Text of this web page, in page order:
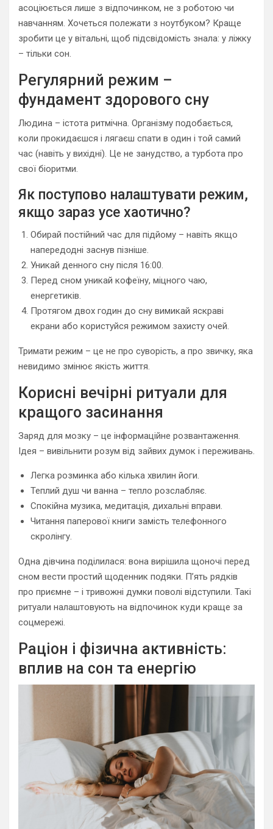
асоціюється лише з відпочинком, не з роботою чи
навчанням. Хочеться полежати з ноутбуком? Краще
зробити це у вітальні, щоб підсвідомість знала: у ліжку
– тільки сон.
Регулярний режим –
фундамент здорового сну
Людина – істота ритмічна. Організму подобається,
коли прокидаєшся і лягаєш спати в один і той самий
час (навіть у вихідні). Це не занудство, а турбота про
свої біоритми.
Як поступово налаштувати режим,
якщо зараз усе хаотично?
Обирай постійний час для підйому – навіть якщо
напередодні заснув пізніше.
Уникай денного сну після 16:00.
Перед сном уникай кофеїну, міцного чаю,
енергетиків.
Протягом двох годин до сну вимикай яскраві
екрани або користуйся режимом захисту очей.
Тримати режим – це не про суворість, а про звичку, яка
невидимо змінює якість життя.
Корисні вечірні ритуали для
кращого засинання
Заряд для мозку – це інформаційне розвантаження.
Ідея – вивільнити розум від зайвих думок і переживань.
Легка розминка або кілька хвилин йоги.
Теплий душ чи ванна – тепло розслабляє.
Спокійна музика, медитація, дихальні вправи.
Читання паперової книги замість телефонного
скролінгу.
Одна дівчина поділилася: вона вирішила щоночі перед
сном вести простий щоденник подяки. П’ять рядків
про приємне – і тривожні думки поволі відступили. Такі
ритуали налаштовують на відпочинок куди краще за
соцмережі.
Раціон і фізична активність:
вплив на сон та енергію